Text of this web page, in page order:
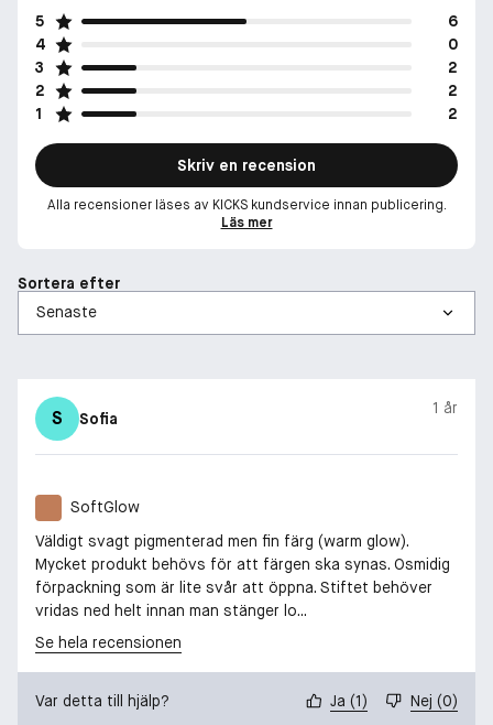
5
6
4
0
3
2
2
2
1
2
Skriv en recension
Alla recensioner läses av KICKS kundservice innan publicering.
Läs mer
Sortera efter
S Sofia
1 år
SoftGlow
Väldigt svagt pigmenterad men fin färg (warm glow).
Mycket produkt behövs för att färgen ska synas. Osmidig
förpackning som är lite svår att öppna. Stiftet behöver
vridas ned helt innan man stänger lo...
Se hela recensionen
Var detta till hjälp? Ja (1) Nej (0)